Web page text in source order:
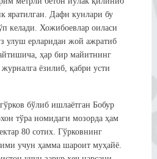
яратилган. Дафн кунлари бу
келади. Хожибоевлар оиласи
улуш ерларидан жой ажратиб
ҳар бир майитнинг
ёзилиб, қабри усти
бўлиб ишлаётган Бобур
тўра номидаги мозорда ҳам
80 сотих. Гўрковнинг
учун ҳамма шароит муҳайё.